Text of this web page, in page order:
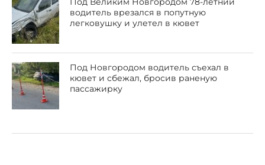
водитель врезался в попутную
легковушку и улетел в кювет
Под Новгородом водитель съехал в
кювет и сбежал, бросив раненую
пассажирку